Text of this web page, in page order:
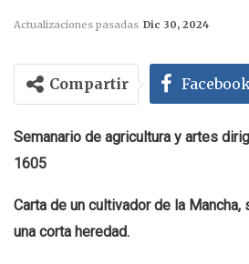
Actualizaciones pasadas Dic 30, 2024
Compartir
Semanario de agricultura y artes
1605
Carta de un cultivador de la
una corta heredad.